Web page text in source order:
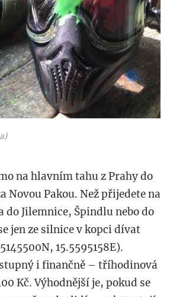
na hlavním tahu z Prahy do
Novou Pakou. Než přijedete na
do Jilemnice, Špindlu nebo do
jen ze silnice v kopci dívat
15.5595158E).
i finančně – tříhodinová
Kč. Výhodnější je, pokud se